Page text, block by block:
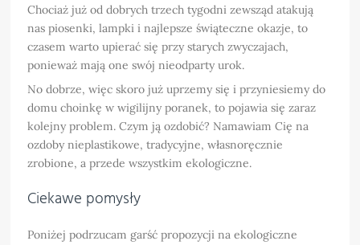
Chociaż już od dobrych trzech tygodni zewsząd atakują
nas piosenki, lampki i najlepsze świąteczne okazje, to
czasem warto upierać się przy starych zwyczajach,
ponieważ mają one swój nieodparty urok.
No dobrze, więc skoro już uprzemy się i przyniesiemy do
domu choinkę w wigilijny poranek, to pojawia się zaraz
kolejny problem. Czym ją ozdobić? Namawiam Cię na
ozdoby nieplastikowe, tradycyjne, własnoręcznie
zrobione, a przede wszystkim ekologiczne.
Ciekawe pomysły
Poniżej podrzucam garść propozycji na ekologiczne